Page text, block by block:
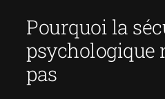
Pourquoi la
psychologique
pas